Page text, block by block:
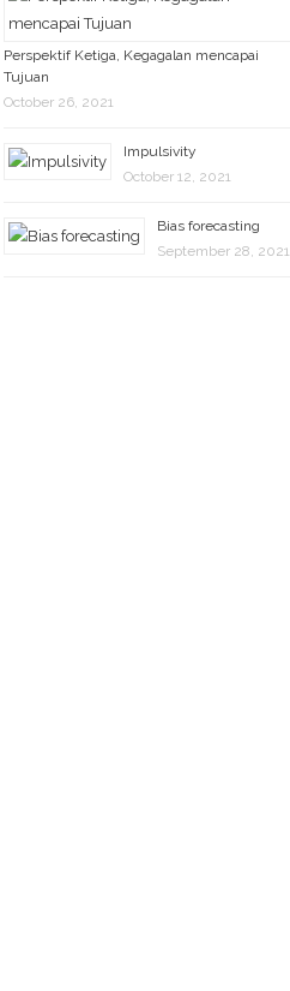
Perspektif Ketiga, Kegagalan mencapai
Tujuan
October 26, 2021
Impulsivity
October 12, 2021
Bias forecasting
September 28, 2021